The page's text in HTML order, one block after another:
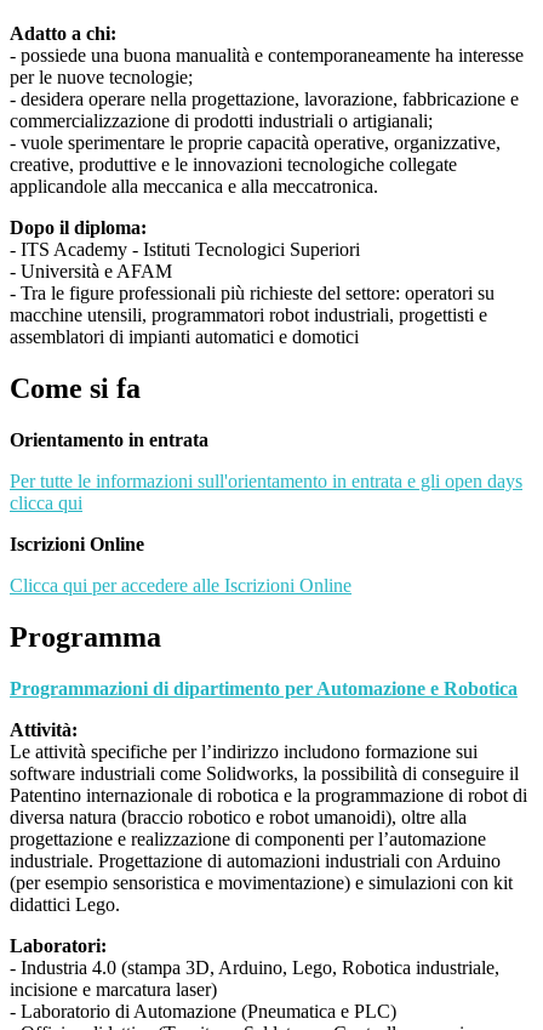
Adatto a chi:
- possiede una buona manualità e contemporaneamente ha interesse
per le nuove tecnologie;
- desidera operare nella progettazione, lavorazione, fabbricazione e
commercializzazione di prodotti industriali o artigianali;
- vuole sperimentare le proprie capacità operative, organizzative,
creative, produttive e le innovazioni tecnologiche collegate
applicandole alla meccanica e alla meccatronica.
Dopo il diploma:
- ITS Academy - Istituti Tecnologici Superiori
- Università e AFAM
- Tra le figure professionali più richieste del settore: operatori su
macchine utensili, programmatori robot industriali, progettisti e
assemblatori di impianti automatici e domotici
Come si fa
Orientamento in entrata
Per tutte le informazioni sull'orientamento in entrata e gli open days
clicca qui
Iscrizioni Online
Clicca qui per accedere alle Iscrizioni Online
Programma
Programmazioni di dipartimento per Automazione e Robotica
Attività:
Le attività specifiche per l’indirizzo includono formazione sui
software industriali come Solidworks, la possibilità di conseguire il
Patentino internazionale di robotica e la programmazione di robot di
diversa natura (braccio robotico e robot umanoidi), oltre alla
progettazione e realizzazione di componenti per l’automazione
industriale. Progettazione di automazioni industriali con Arduino
(per esempio sensoristica e movimentazione) e simulazioni con kit
didattici Lego.
Laboratori:
- Industria 4.0 (stampa 3D, Arduino, Lego, Robotica industriale,
incisione e marcatura laser)
- Laboratorio di Automazione (Pneumatica e PLC)